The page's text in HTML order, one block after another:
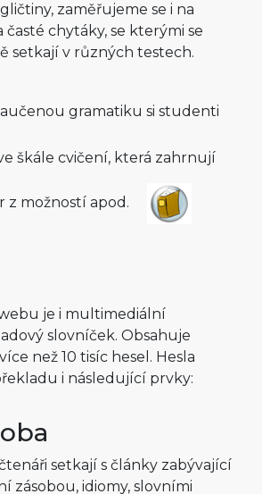
zaměřujeme se i na
chytáky, se kterými se
setkají v různých testech.
gramatiku si studenti
škále cvičení, která zahrnují
z možností apod.
je i multimediální
slovníček. Obsahuje
než 10 tisíc hesel. Hesla
i následující prvky:
setkají s články zabývající
zásobou, idiomy, slovními